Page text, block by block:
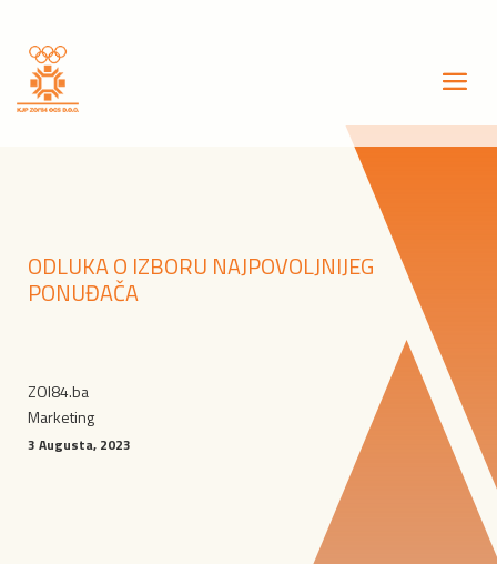
ODLUKA O IZBORU NAJPOVOLJNIJEG
PONUĐAČA
ZOI84.ba
Marketing
3 Augusta, 2023